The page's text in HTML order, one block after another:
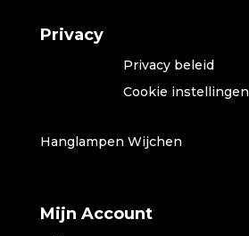
Privacy
Privacy beleid
Cookie instellingen
Hanglampen Wijchen
Mijn Account